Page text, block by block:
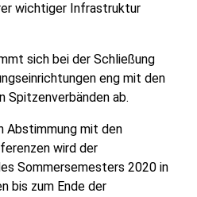
wichtiger Infrastruktur
sich bei der Schließung
eng mit den
Spitzenverbänden ab.
Abstimmung mit den
wird der
Sommersemesters 2020 in
bis zum Ende der